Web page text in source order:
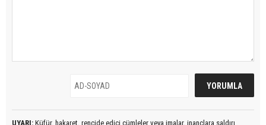
UYARI: Küfür, hakaret, rencide edici cümleler veya imalar, inançlara saldırı